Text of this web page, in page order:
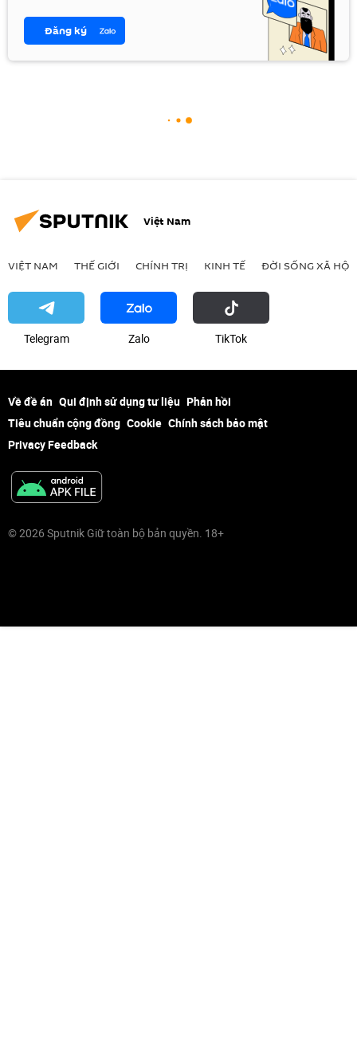
Đăng ký
Việt Nam
VIỆT NAM THẾ GIỚI CHÍNH TRỊ KINH TẾ ĐỜI SỐNG XÃ HỘI
Telegram Zalo ТikТоk
Về đề án Qui định sử dụng tư liệu Phản hồi
Tiêu chuẩn cộng đồng Cookie Chính sách bảo mật
Privacy Feedback
© 2026 Sputnik Giữ toàn bộ bản quyền. 18+